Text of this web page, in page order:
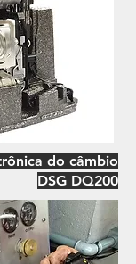
do câmbio
DSG DQ200